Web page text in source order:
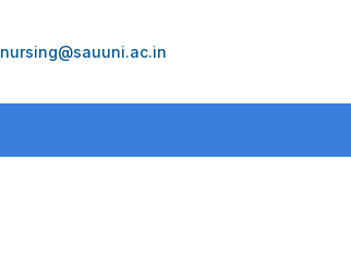
nursing@sauuni.ac.in